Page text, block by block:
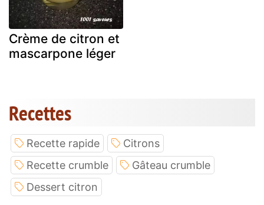
Crème de citron et
mascarpone léger
Recettes
Recette rapide
Citrons
Recette crumble
Gâteau crumble
Dessert citron